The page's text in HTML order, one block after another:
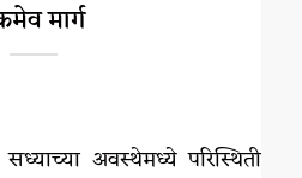
मार्ग
अवस्थेमध्ये परिस्थिती